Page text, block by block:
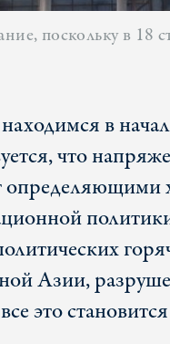
поскольку в 18
в
что
определяющими
Азии,
это